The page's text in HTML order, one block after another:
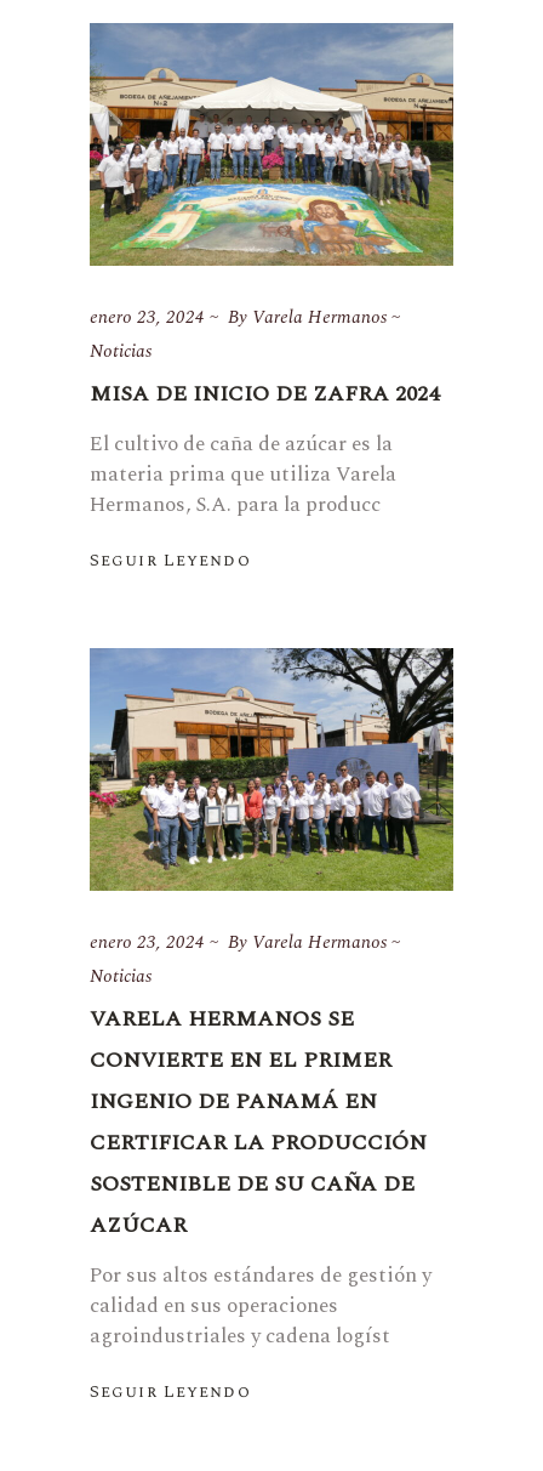
enero 23, 2024 By Varela Hermanos
Noticias
MISA DE INICIO DE ZAFRA 2024
El cultivo de caña de azúcar es la
materia prima que utiliza Varela
Hermanos, S.A. para la producc
Seguir Leyendo
enero 23, 2024 By Varela Hermanos
Noticias
VARELA HERMANOS SE
CONVIERTE EN EL PRIMER
INGENIO DE PANAMÁ EN
CERTIFICAR LA PRODUCCIÓN
SOSTENIBLE DE SU CAÑA DE
AZÚCAR
Por sus altos estándares de gestión y
calidad en sus operaciones
agroindustriales y cadena logíst
Seguir Leyendo